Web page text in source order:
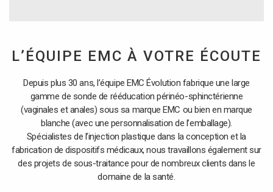
L’ÉQUIPE EMC À VOTRE ÉCOUTE
Depuis plus 30 ans, l’équipe EMC Évolution fabrique une large
gamme de sonde de rééducation périnéo-sphinctérienne
(vaginales et anales) sous sa marque EMC ou bien en marque
blanche (avec une personnalisation de l’emballage).
Spécialistes de l’injection plastique dans la conception et la
fabrication de dispositifs médicaux, nous travaillons également sur
des projets de sous-traitance pour de nombreux clients dans le
domaine de la santé.